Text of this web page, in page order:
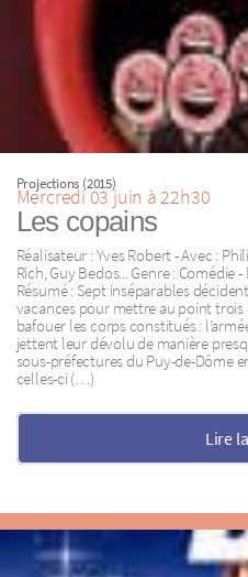
Projections (2015)
Mercredi 03 juin à 22h30
Les copains
Réalisateur : Yves Robert - Avec :
Rich, Guy Bedos... Genre : Comédie
Résumé : Sept inséparables
vacances pour mettre au point trois
bafouer les corps constitués :
jettent leur dévolu de manière
sous-préfectures du Puy-de-Dôme
celles-ci (…)
Lire